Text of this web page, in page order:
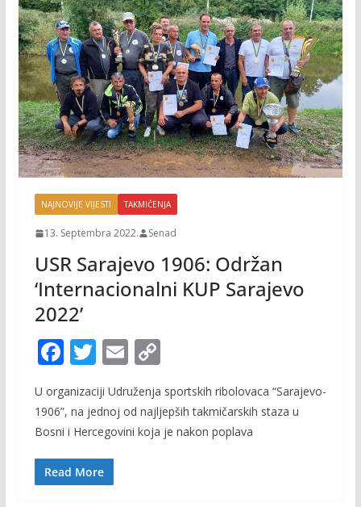
NAJNOVIJE VIJESTI TAKMIČENJA
13. Septembra 2022. Senad
USR Sarajevo 1906: Održan
‘Internacionalni KUP Sarajevo
2022’
F
e
b
o
o
T
itt
er
E
m
ai
l
C
p
y
U organizaciji Udruženja sportskih ribolovaca “Sarajevo-
1906”, na jednoj od najljepših takmičarskih staza u
Bosni i Hercegovini koja je nakon poplava
Read More